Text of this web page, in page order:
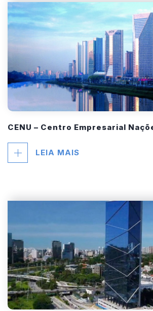
CENU – Centro Empresarial
LEIA MAIS